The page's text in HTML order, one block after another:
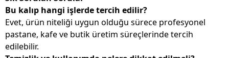
Bu kalıp hangi işlerde tercih edilir?
Evet, ürün niteliği uygun olduğu sürece profesyonel
pastane, kafe ve butik üretim süreçlerinde tercih
edilebilir.